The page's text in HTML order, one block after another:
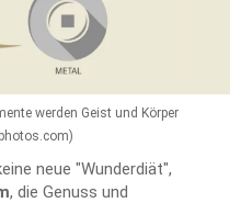
werden Geist und Körper
neue "Wunderdiät",
, die Genuss und